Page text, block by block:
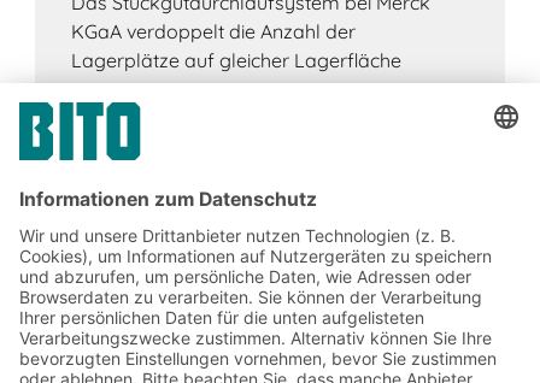
KGaA verdoppelt die Anzahl der
Lagerplätze auf gleicher Lagerfläche
Jetzt beim BITO Newsletter
anmelden: